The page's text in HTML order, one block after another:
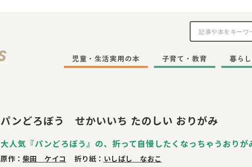
児童・生活実用の本 子育て・教育 暮ら
パンどろぼう せかいいち たのしい おりがみ
大人気『パンどろぼう』の、折って自慢したくなっちゃうおりが
原作： 柴田 ケイコ 折り紙： いしばし なおこ